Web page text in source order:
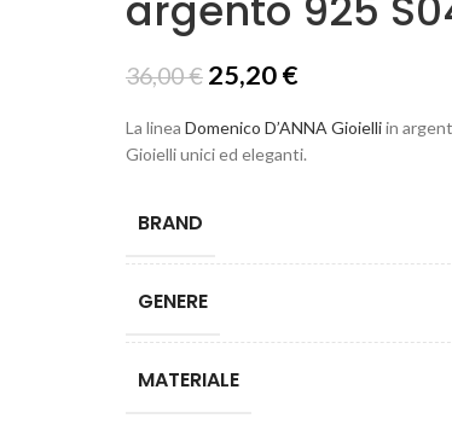
36,00€ 25,20€
La linea Domenico D’ANNA Gioielliin
Gioielli unici ed eleganti.
BRAND
GENERE
MATERIALE